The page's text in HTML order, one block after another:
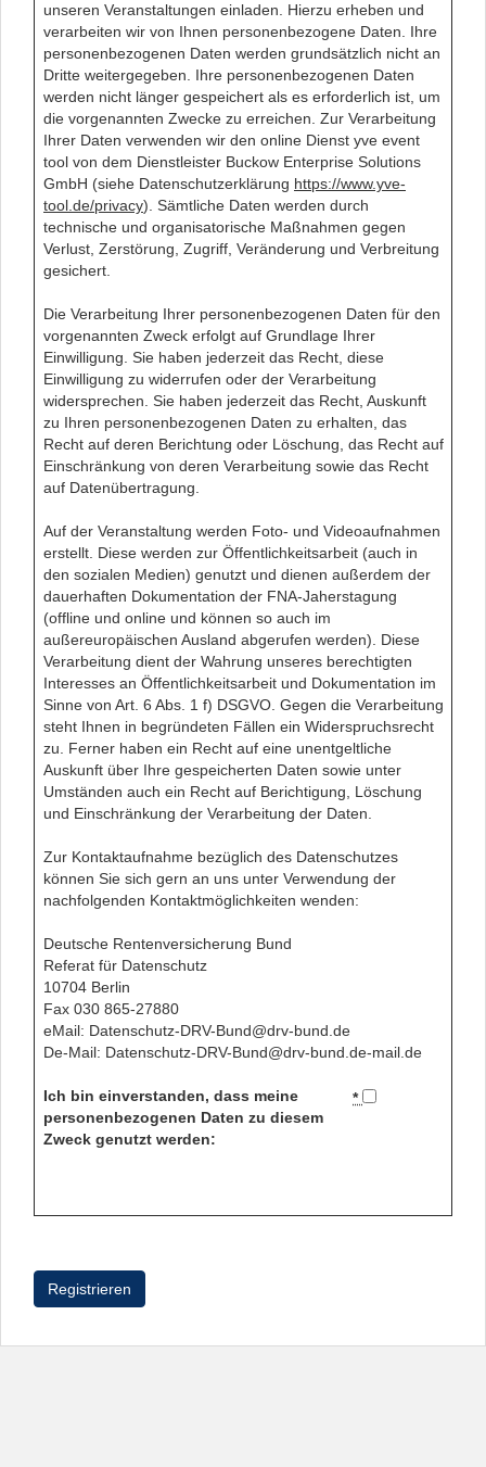
unseren Veranstaltungen einladen. Hierzu erheben und
verarbeiten wir von Ihnen personenbezogene Daten. Ihre
personenbezogenen Daten werden grundsätzlich nicht an
Dritte weitergegeben. Ihre personenbezogenen Daten
werden nicht länger gespeichert als es erforderlich ist, um
die vorgenannten Zwecke zu erreichen. Zur Verarbeitung
Ihrer Daten verwenden wir den online Dienst yve event
tool von dem Dienstleister Buckow Enterprise Solutions
GmbH (siehe Datenschutzerklärung https://www.yve-
tool.de/privacy). Sämtliche Daten werden durch
technische und organisatorische Maßnahmen gegen
Verlust, Zerstörung, Zugriff, Veränderung und Verbreitung
gesichert.
Die Verarbeitung Ihrer personenbezogenen Daten für den
vorgenannten Zweck erfolgt auf Grundlage Ihrer
Einwilligung. Sie haben jederzeit das Recht, diese
Einwilligung zu widerrufen oder der Verarbeitung
widersprechen. Sie haben jederzeit das Recht, Auskunft
zu Ihren personenbezogenen Daten zu erhalten, das
Recht auf deren Berichtung oder Löschung, das Recht auf
Einschränkung von deren Verarbeitung sowie das Recht
auf Datenübertragung.
Auf der Veranstaltung werden Foto- und Videoaufnahmen
erstellt. Diese werden zur Öffentlichkeitsarbeit (auch in
den sozialen Medien) genutzt und dienen außerdem der
dauerhaften Dokumentation der FNA-Jaherstagung
(offline und online und können so auch im
außereuropäischen Ausland abgerufen werden). Diese
Verarbeitung dient der Wahrung unseres berechtigten
Interesses an Öffentlichkeitsarbeit und Dokumentation im
Sinne von Art. 6 Abs. 1 f) DSGVO. Gegen die Verarbeitung
steht Ihnen in begründeten Fällen ein Widerspruchsrecht
zu. Ferner haben ein Recht auf eine unentgeltliche
Auskunft über Ihre gespeicherten Daten sowie unter
Umständen auch ein Recht auf Berichtigung, Löschung
und Einschränkung der Verarbeitung der Daten.
Zur Kontaktaufnahme bezüglich des Datenschutzes
können Sie sich gern an uns unter Verwendung der
nachfolgenden Kontaktmöglichkeiten wenden:
Deutsche Rentenversicherung Bund
Referat für Datenschutz
10704 Berlin
Fax 030 865-27880
eMail: Datenschutz-DRV-Bund@drv-bund.de
De-Mail: Datenschutz-DRV-Bund@drv-bund.de-mail.de
Ich bin einverstanden, dass meine
personenbezogenen Daten zu diesem
Zweck genutzt werden:
*